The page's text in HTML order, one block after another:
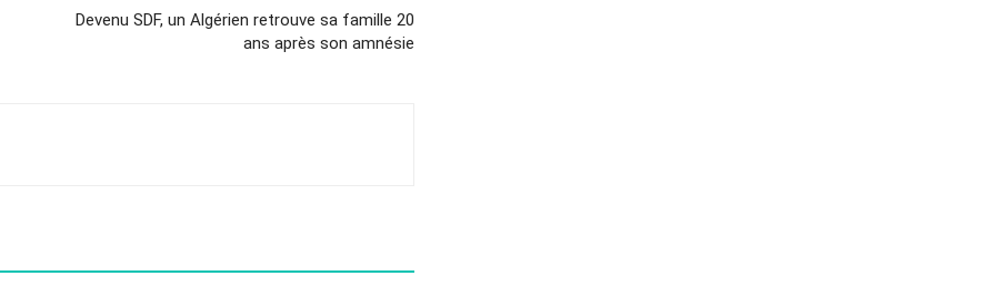
Devenu SDF, un Algérien retrouve sa famille 20
ans après son amnésie